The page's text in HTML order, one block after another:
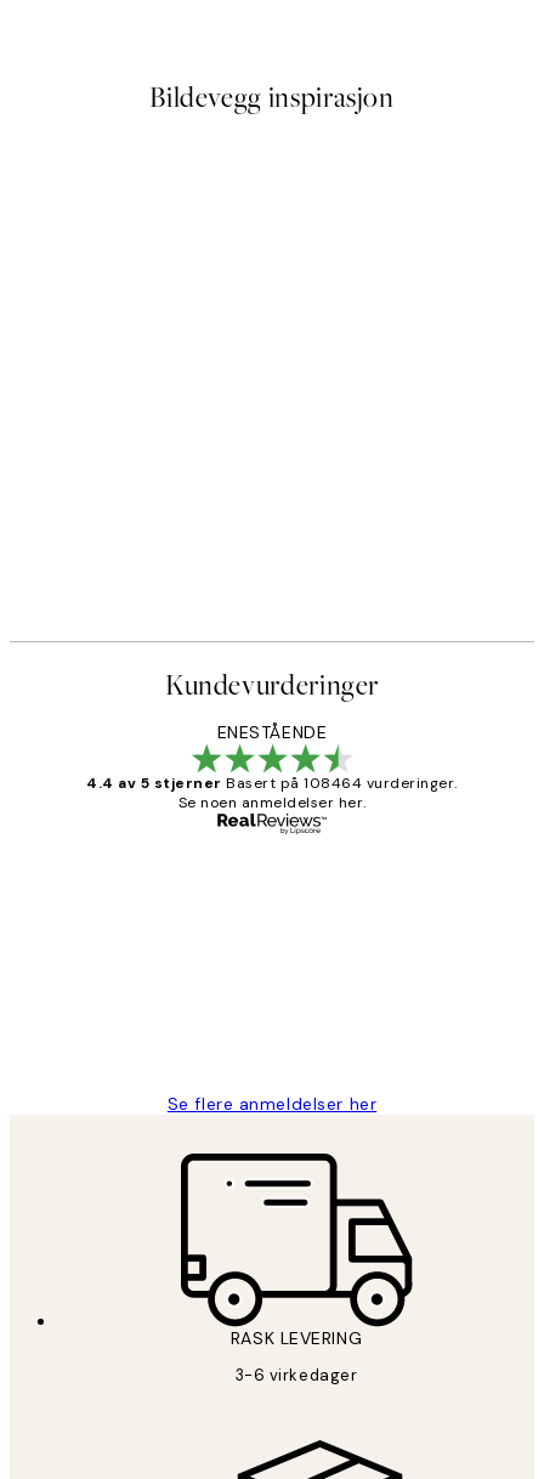
Bildevegg inspirasjon
Kundevurderinger
ENESTÅENDE
4.4 av 5 stjerner Basert på 108464 vurderinger.
Se noen anmeldelser her.
Se flere anmeldelser her
RASK LEVERING
3-6 virkedager